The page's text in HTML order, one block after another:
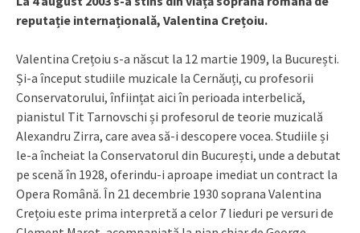
reputație internațională, Valentina Crețoiu.
Valentina Crețoiu s-a născut la 12 martie 1909, la București.
Și-a început studiile muzicale la Cernăuți, cu profesorii
Conservatorului, înființat aici în perioada interbelică,
pianistul Tit Tarnovschi și profesorul de teorie muzicală
Alexandru Zirra, care avea să-i descopere vocea. Studiile și
le-a încheiat la Conservatorul din București, unde a debutat
pe scenă în 1928, oferindu-i aproape imediat un contract la
Opera Română. În 21 decembrie 1930 soprana Valentina
Crețoiu este prima interpretă a celor 7 lieduri pe versuri de